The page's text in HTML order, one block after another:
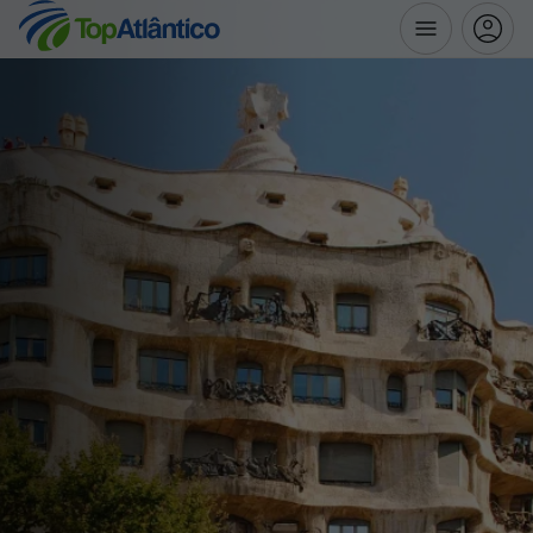
Destinos
Voos
Hotéis
Voos + Hotel
Pacotes de Férias
Disneyland ® Paris
Escapadinhas